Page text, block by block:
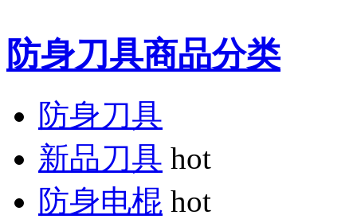
防身刀具商品分类
防身刀具
新品刀具 hot
防身电棍 hot